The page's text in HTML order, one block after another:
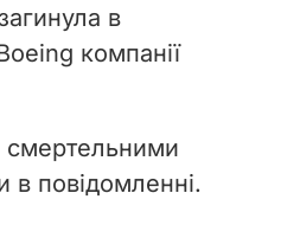
в
компанії
смертельними
в повідомленні.